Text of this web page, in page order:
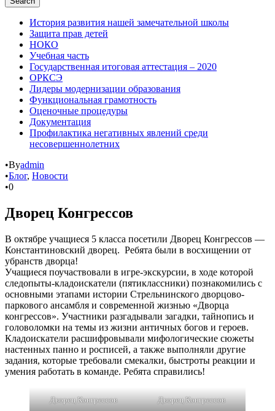
История развития нашей замечательной школы
Защита прав детей
НОКО
Учебная часть
Государственная итоговая аттестация – 2020
ОРКСЭ
Лидеры модернизации образования
Функциональная грамотность
Оценочные процедуры
Документация
Профилактика негативных явлений среди
несовершеннолетних
•Byadmin
•Блог, Новости
•0
Дворец Конгрессов
В октябре учащиеся 5 класса посетили Дворец Конгрессов —
Константиновский дворец. Ребята были в восхищении от
убранств дворца!
Учащиеся поучаствовали в игре-экскурсии, в ходе которой
следопыты-кладоискатели (пятиклассники) познакомились с
основными этапами истории Стрельнинского дворцово-
паркового ансамбля и современной жизнью «Дворца
конгрессов». Участники разгадывали загадки, тайнопись и
головоломки на темы из жизни античных богов и героев.
Кладоискатели расшифровывали мифологические сюжеты
настенных панно и росписей, а также выполняли другие
задания, которые требовали смекалки, быстроты реакции и
умения работать в команде. Ребята справились!
Дворец Конгрессов Дворец Конгрессов